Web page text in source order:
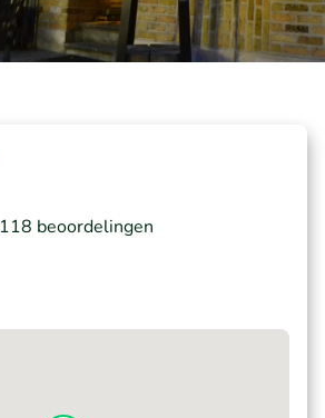
118 beoordelingen